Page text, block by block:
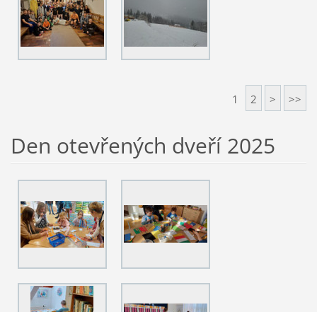
1 2 > >>
Den otevřených dveří 2025